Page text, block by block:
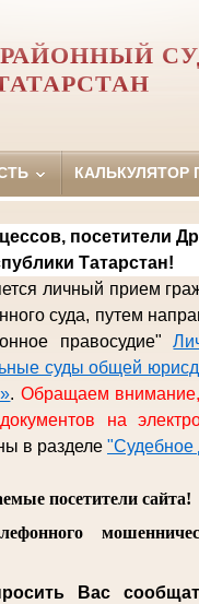
посетители
Татарстан!
личный прием
суда, путем
правосудие"
суды общей
. Обращаем внимание,
на
в разделе "Судебное
посетители сайта!
Вас